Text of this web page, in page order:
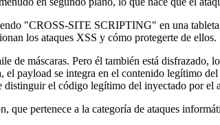
los ataques XSS y cómo protegerte de ellos.
de máscaras. Pero él también está
el payload se integra en el contenido legítimo
el código legítimo del inyectado por el
que pertenece a la categoría de ataques